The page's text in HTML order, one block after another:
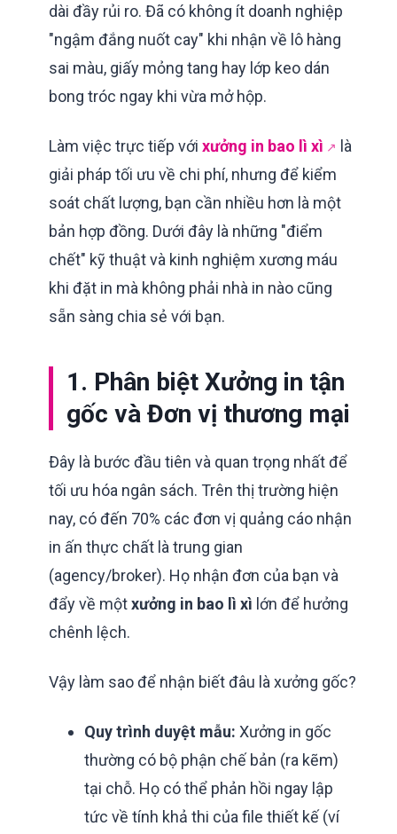
dài đầy rủi ro. Đã có không ít doanh nghiệp
"ngậm đắng nuốt cay" khi nhận về lô hàng
sai màu, giấy mỏng tang hay lớp keo dán
bong tróc ngay khi vừa mở hộp.
Làm việc trực tiếp với xưởng in bao lì xì
là
giải pháp tối ưu về chi phí, nhưng để kiểm
soát chất lượng, bạn cần nhiều hơn là một
bản hợp đồng. Dưới đây là những "điểm
chết" kỹ thuật và kinh nghiệm xương máu
khi đặt in mà không phải nhà in nào cũng
sẵn sàng chia sẻ với bạn.
1. Phân biệt Xưởng in tận
gốc và Đơn vị thương mại
Đây là bước đầu tiên và quan trọng nhất để
tối ưu hóa ngân sách. Trên thị trường hiện
nay, có đến 70% các đơn vị quảng cáo nhận
in ấn thực chất là trung gian
(agency/broker). Họ nhận đơn của bạn và
đẩy về mộtxưởng in bao lì xì lớn để hưởng
chênh lệch.
Vậy làm sao để nhận biết đâu là xưởng gốc?
Quy trình duyệt mẫu: Xưởng in gốc
thường có bộ phận chế bản (ra kẽm)
tại chỗ. Họ có thể phản hồi ngay lập
tức về tính khả thi của file thiết kế (ví